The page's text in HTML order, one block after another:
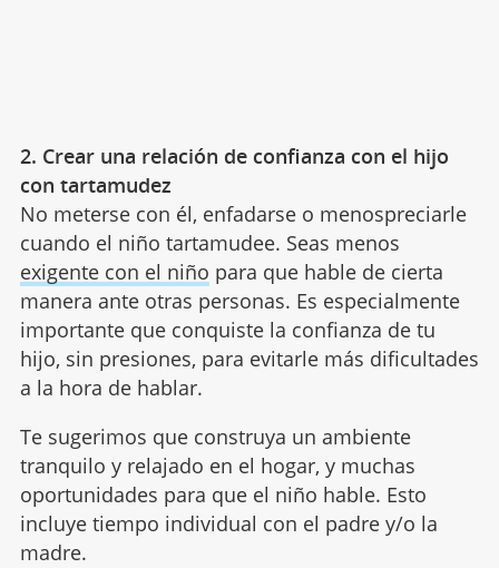
2. Crear una relación de confianza con el hijo
con tartamudez
No meterse con él, enfadarse o menospreciarle
cuando el niño tartamudee. Seas menos
exigente con el niño para que hable de cierta
manera ante otras personas. Es especialmente
importante que conquiste la confianza de tu
hijo, sin presiones, para evitarle más dificultades
a la hora de hablar.
Te sugerimos que construya un ambiente
tranquilo y relajado en el hogar, y muchas
oportunidades para que el niño hable. Esto
incluye tiempo individual con el padre y/o la
madre.